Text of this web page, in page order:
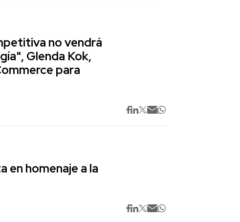
no vendrá
Glenda Kok,
para
en homenaje a la